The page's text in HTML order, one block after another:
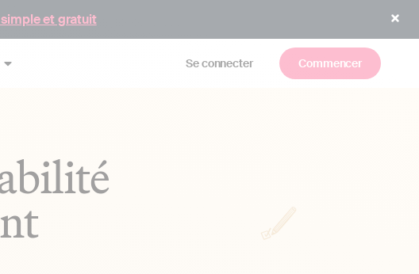
simple et gratuit
Se connecter Commencer